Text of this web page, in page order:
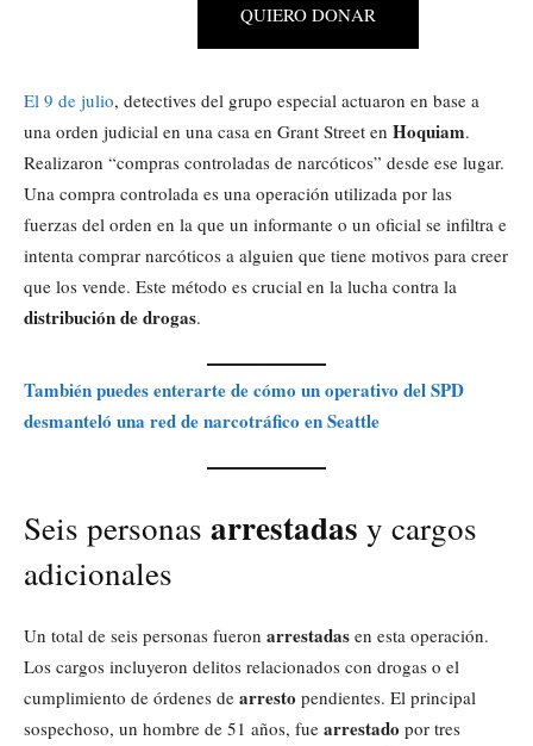
QUIERO DONAR
El 9 de julio, detectives del grupo especial actuaron en base a
una orden judicial en una casa en Grant Street en Hoquiam.
Realizaron “compras controladas de narcóticos” desde ese lugar.
Una compra controlada es una operación utilizada por las
fuerzas del orden en la que un informante o un oficial se infiltra e
intenta comprar narcóticos a alguien que tiene motivos para creer
que los vende. Este método es crucial en la lucha contra la
distribución de drogas.
También puedes enterarte de cómo un operativo del SPD
desmanteló una red de narcotráfico en Seattle
Seis personas arrestadas y cargos
adicionales
Un total de seis personas fueron arrestadas en esta operación.
Los cargos incluyeron delitos relacionados con drogas o el
cumplimiento de órdenes de arresto pendientes. El principal
sospechoso, un hombre de 51 años, fue arrestado por tres